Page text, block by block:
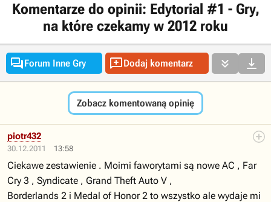
Komentarze do opinii: Edytorial #1 - Gry,
na które czekamy w 2012 roku
Forum Inne Gry Dodaj komentarz  
Zobacz komentowaną opinię
30.12.2011 13:58
piotr432
Ciekawe zestawienie . Moimi faworytami są nowe AC , Far
Cry 3 , Syndicate , Grand Theft Auto V ,
Borderlands 2 i Medal of Honor 2 to wszystko ale wydaje mi